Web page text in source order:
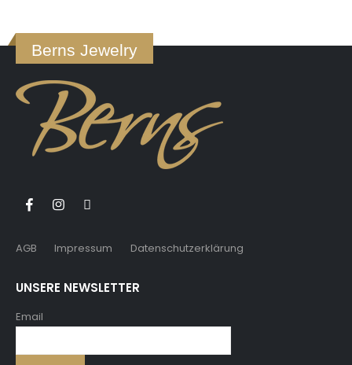
Berns Jewelry
AGB Impressum Datenschutzerklärung
UNSERE NEWSLETTER
Email